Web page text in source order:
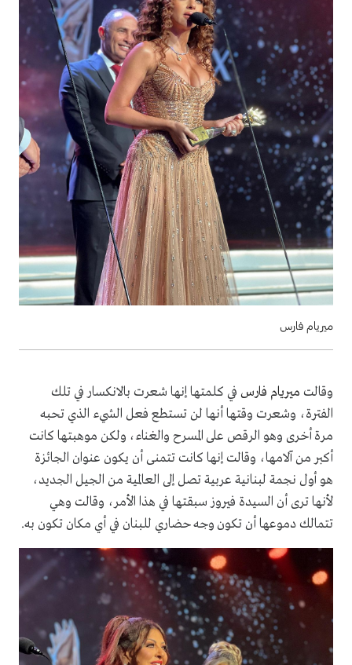
ميريام فارس
وقالت ميريام فارس في كلمتها إنها شعرت بالانكسار في تلك
الفترة، وشعرت وقتها أنها لن تستطع فعل الشيء الذي تحبه
مرة أخرى وهو الرقص على المسرح والغناء، ولكن موهبتها كانت
أكبر من آلامها، وقالت إنها كانت تتمنى أن يكون عنوان الجائزة
هو أول نجمة لبنانية عربية تصل إلى العالمية من الجيل الجديد،
لأنها ترى أن السيدة فيروز سبقتها في هذا الأمر، وقالت وهي
تتمالك دموعها أن تكون وجه حضاري للبنان في أي مكان تكون به.